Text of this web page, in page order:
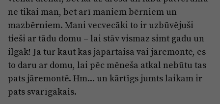
ne tikai man, bet arī maniem bērniem un
mazbērniem. Mani vecvecāki to ir uzbūvējuši
tieši ar tādu domu – lai stāv vismaz simt gadu un
ilgāk! Ja tur kaut kas jāpārtaisa vai jāremontē, es
to daru ar domu, lai pēc mēneša atkal nebūtu tas
pats jāremontē. Hm... un kārtīgs jumts laikam ir
pats svarīgākais.